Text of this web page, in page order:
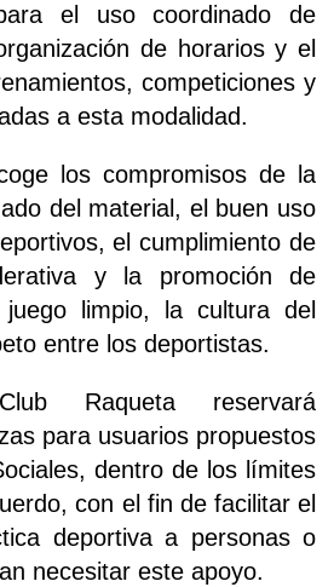
el uso coordinado de
de horarios y el
competiciones y
a esta modalidad.
los compromisos de la
del material, el buen uso
el cumplimiento de
y la promoción de
limpio, la cultura del
entre los deportistas.
Raqueta reservará
para usuarios propuestos
dentro de los límites
con el fin de facilitar el
deportiva a personas o
necesitar este apoyo.